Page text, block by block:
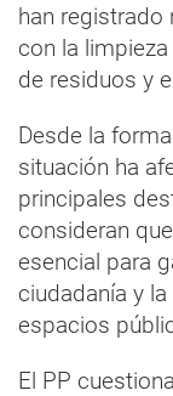
han registrado
con la
de residuos y
Desde la
situación ha
principales
consideran
esencial para
ciudadanía y
espacios
El PP